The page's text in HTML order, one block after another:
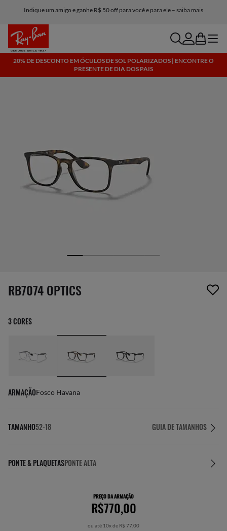
Indique um amigo e ganhe R$ 50 off para você e para ele – saiba mais
searchaccount
bag menu
20% DE DESCONTO EM ÓCULOS DE SOL POLARIZADOS | ENCONTRE O
PRESENTE DE DIA DOS PAIS
1 item foi removido da sua lista de desejos
RB7074 OPTICS
3 CORES
ARMAÇÃOFosco Havana
TAMANHO52-18 GUIA DE TAMANHOS
PONTE & PLAQUETASPONTE ALTA
PREÇO DA ARMAÇÃO
R$770,00
ou até 10x de R$ 77,00